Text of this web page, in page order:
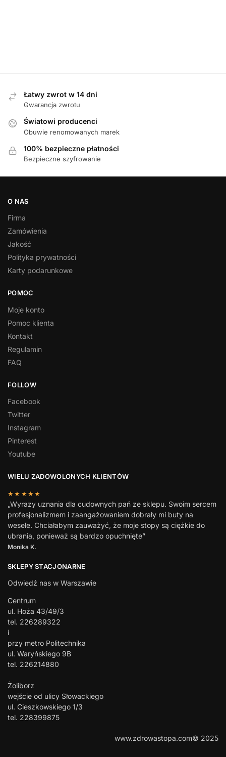
Łatwy zwrot w 14 dni
Gwarancja zwrotu
Światowi producenci
Obuwie renomowanych marek
100% bezpieczne płatności
Bezpieczne szyfrowanie
O NAS
Firma
Zamówienia
Jakość
Polityka prywatności
Karty podarunkowe
POMOC
Moje konto
Pomoc klienta
Kontakt
Regulamin
FAQ
FOLLOW
Facebook
Twitter
Instagram
Pinterest
Youtube
WIELU ZADOWOLONYCH KLIENTÓW
★★★★★
„Wyrazy uznania dla cudownych pań ze sklepu. Swoim sercem
profesjonalizmem i zaangażowaniem dobrały mi buty na
wesele. Chciałabym zauważyć, że moje stopy są ciężkie do
ubrania, ponieważ są bardzo opuchnięte”
Monika K.
SKLEPY STACJONARNE
Odwiedź nas w Warszawie
Centrum
ul. Hoża 43/49/3
tel. 226289322
i
przy metro Politechnika
ul. Waryńskiego 9B
tel. 226214880
Żoliborz
wejście od ulicy Słowackiego
ul. Cieszkowskiego 1/3
tel. 228399875
www.zdrowastopa.com© 2025